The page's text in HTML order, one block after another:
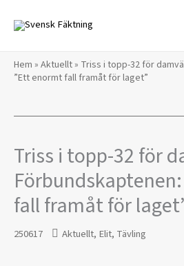
innehåll
Hem » Aktuellt» Triss i topp-32 för
”Ett enormt fall framåt för laget”
Triss i topp-32 för
fall framåt för
250617 Aktuellt, Elit, Tävling